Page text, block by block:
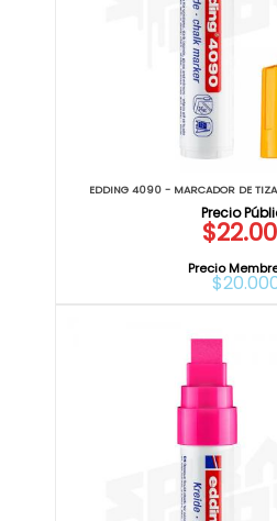
EDDING 4090 - MARCADOR DE
Precio